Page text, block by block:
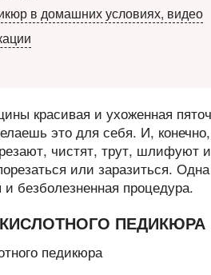
в домашних условиях, видео
красивая и ухоженная
это для себя. И,
чистят, трут, шлифуют
или заразиться.
безболезненная процедура.
ПЕДИКЮРА